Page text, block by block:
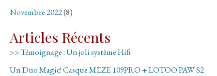
Novembre 2022(8)
Articles Récents
>> Témoignage : Un joli système Hifi
Un Duo Magic! Casque MEZE 109PRO + LOTOO PAW S2